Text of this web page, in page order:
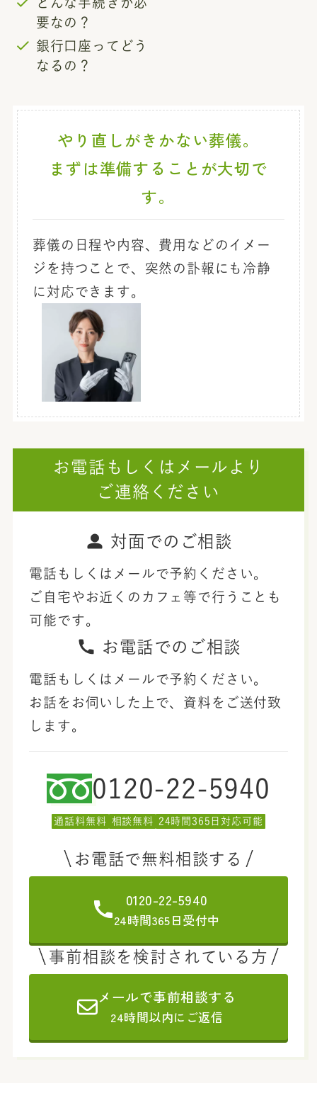
どんな手続きが必
要なの？
銀行口座ってどう
なるの？
やり直しがきかない葬儀。
まずは準備することが大切で
す。
葬儀の日程や内容、費用などのイメー
ジを持つことで、突然の訃報にも冷静
に対応できます。
お電話もしくはメールより
ご連絡ください
対面でのご相談
電話もしくはメールで予約ください。
ご自宅やお近くのカフェ等で行うことも
可能です。
お電話でのご相談
電話もしくはメールで予約ください。
お話をお伺いした上で、資料をご送付致
します。
0120-22-5940
通話料無料 相談無料 24時間365日対応可能
お電話で無料相談する
0120-22-5940
24時間365日受付中
事前相談を検討されている方
メールで事前相談する
24時間以内にご返信